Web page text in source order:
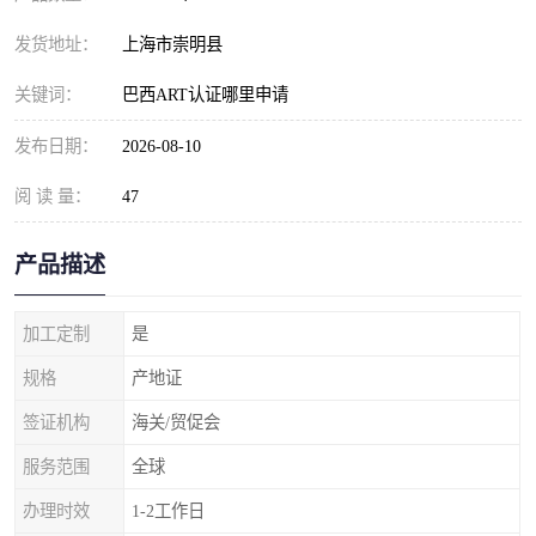
发货地址： 上海市崇明县
关键词： 巴西ART认证哪里申请
发布日期： 2026-08-10
阅 读 量： 47
产品描述
加工定制 是
规格 产地证
签证机构 海关/贸促会
服务范围 全球
办理时效 1-2工作日